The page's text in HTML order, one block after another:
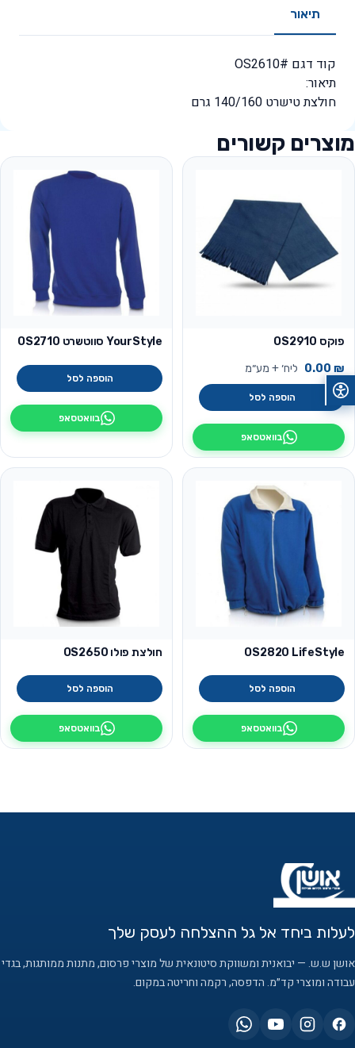
תיאור
קוד דגם #OS2610
תיאור:
חולצת טישרט 140/160 גרם
מוצרים קשורים
פוקס OS2910
0.00 ₪ ליח׳ + מע״מ
הוספה לסל
בוואטסאפ
YourStyle סווטשרט OS2710
הוספה לסל
בוואטסאפ
OS2820 LifeStyle
הוספה לסל
בוואטסאפ
חולצת פולו OS2650
הוספה לסל
בוואטסאפ
לעלות ביחד אל גל ההצלחה לעסק שלך
אושן ש.ש. — יבואנית ומשווקת סיטונאית של מוצרי פרסום, מתנות ממותגות, בגדי
עבודה ומוצרי קד״מ. הדפסה, רקמה וחריטה במקום.